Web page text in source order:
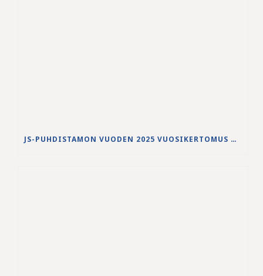
JS-PUHDISTAMON VUODEN 2025 VUOSIKERTOMUS ON JULKAISTU